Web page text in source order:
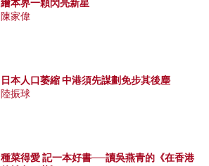
繪本界一顆閃亮新星
陳家偉
日本人口萎縮 中港須先謀劃免步其後塵
陸振球
種菜得愛 記一本好書──讀吳燕青的《在香港